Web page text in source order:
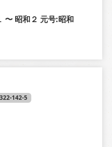
〜 昭和２ 元号:昭和
142-5